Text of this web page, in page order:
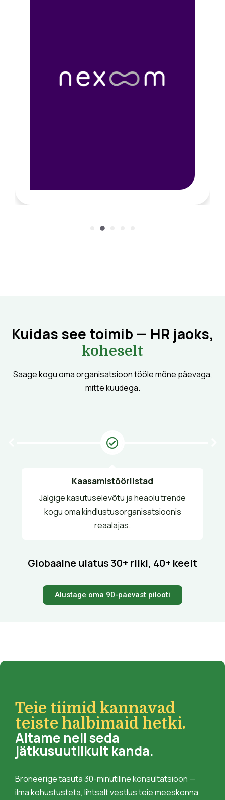
Kuidas see toimib — HR jaoks,
koheselt
Saage kogu oma organisatsioon tööle mõne päevaga,
mitte kuudega.
Kaasamistööriistad
Jälgige kasutuselevõtu ja heaolu trende
kogu oma kindlustusorganisatsioonis
reaalajas.
Globaalne ulatus30+ riiki, 40+ keelt
Alustage oma 90-päevast pilooti
Teie tiimid kannavad
teiste halbimaid hetki.
Aitame neil seda
jätkusuutlikult kanda.
Broneerige tasuta 30-minutiline konsultatsioon —
ilma kohustusteta, lihtsalt vestlus teie meeskonna